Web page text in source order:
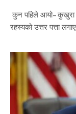
कुन पहिले आयो– कुखुरा
रहस्यको उत्तर पत्ता